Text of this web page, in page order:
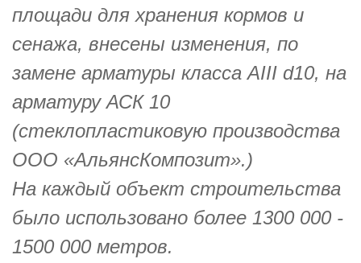
площади для хранения кормов и
сенажа, внесены изменения, по
замене арматуры класса АIII d10, на
арматуру АСК 10
(стеклопластиковую производства
OOO «АльянсКомпозит».)
На каждый объект строительства
было использовано более 1300 000 -
1500 000 метров.